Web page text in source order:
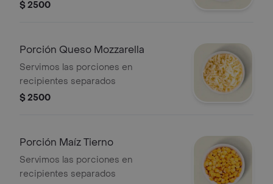
$ 2500
Porción Queso Mozzarella
Servimos las porciones en
recipientes separados
$ 2500
Porción Maíz Tierno
Servimos las porciones en
recipientes separados